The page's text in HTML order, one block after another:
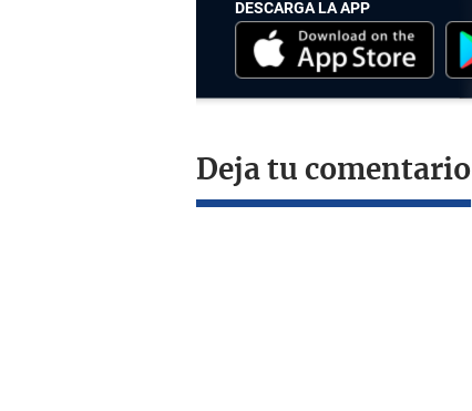
DESCARGA LA APP
Deja tu comentario